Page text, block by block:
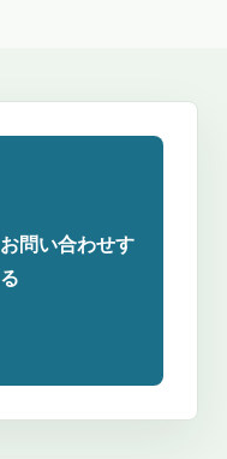
お問い合わせす
る